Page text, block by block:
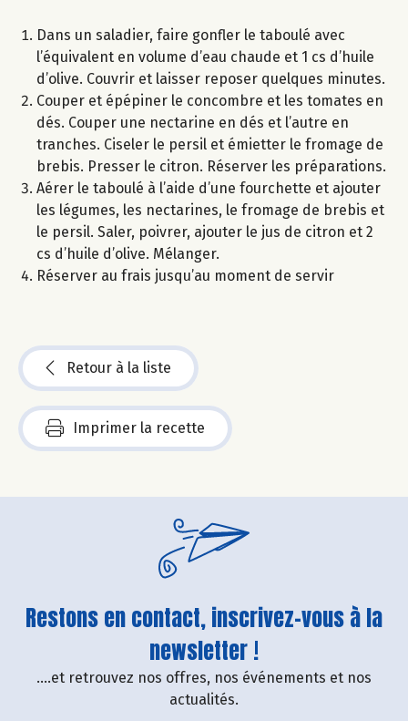
Dans un saladier, faire gonfler le taboulé avec
l’équivalent en volume d’eau chaude et 1 cs d’huile
d’olive. Couvrir et laisser reposer quelques minutes.
Couper et épépiner le concombre et les tomates en
dés. Couper une nectarine en dés et l’autre en
tranches. Ciseler le persil et émietter le fromage de
brebis. Presser le citron. Réserver les préparations.
Aérer le taboulé à l’aide d’une fourchette et ajouter
les légumes, les nectarines, le fromage de brebis et
le persil. Saler, poivrer, ajouter le jus de citron et 2
cs d’huile d’olive. Mélanger.
Réserver au frais jusqu’au moment de servir
Retour à la liste
Imprimer la recette
Restons en contact, inscrivez-vous à la
newsletter !
....et retrouvez nos offres, nos événements et nos
actualités.